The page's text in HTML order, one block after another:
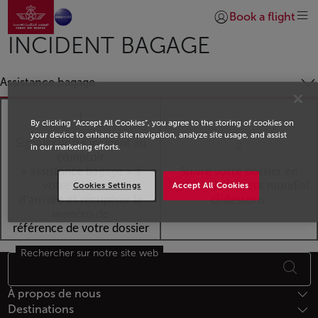
Saut au contenu principal
Aller à la page accueil
Se connecter |
Book a flight
INCIDENT BAGAGE
Assistance bagage
1
Signaler votre incident au
« assistance bagage » à
votre aéroport
d’arrivée et récupérer le
référence de votre dossier
Suivre votre dossier en
lignevia le traceur mondial
ci-dessous
Bas de page Plan du site
Rechercher sur notre site web
À propos de nous
Destinations
By clicking “Accept All Cookies”, you agree to the storing of cookies on
your device to enhance site navigation, analyze site usage, and assist
in our marketing efforts.
Accept All Cookies
Cookies Settings